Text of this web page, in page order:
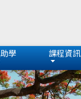
學
課程資訊